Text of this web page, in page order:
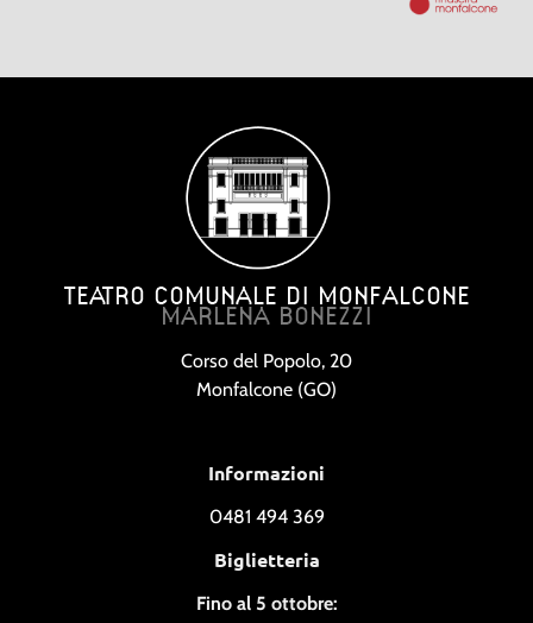
TEATRO COMUNALE DI MONFALCONE
MARLENA BONEZZI
Corso del Popolo, 20
Monfalcone (GO)
Informazioni
0481 494 369
Biglietteria
Fino al 5 ottobre: